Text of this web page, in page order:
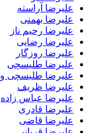
علیرضا آراسته
علیرضا بهمنی
علیرضا رحیم ناز
علیرضا رضایی
علیرضا روزگار
علیرضا طلیسچی
علیرضا طلیسچی و
علیرضا ظریف
علیرضا عباس زاده
علیرضا قادری
علیرضا قاضی